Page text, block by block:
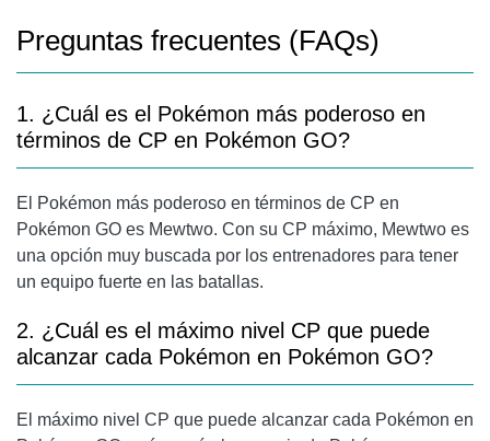
Preguntas frecuentes (FAQs)
1. ¿Cuál es el Pokémon más poderoso en
términos de CP en Pokémon GO?
El Pokémon más poderoso en términos de CP en
Pokémon GO es Mewtwo. Con su CP máximo, Mewtwo es
una opción muy buscada por los entrenadores para tener
un equipo fuerte en las batallas.
2. ¿Cuál es el máximo nivel CP que puede
alcanzar cada Pokémon en Pokémon GO?
El máximo nivel CP que puede alcanzar cada Pokémon en